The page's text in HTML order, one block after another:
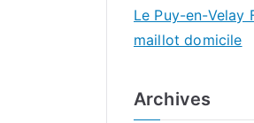
Le Puy-en-Velay
maillot domicile
Archives